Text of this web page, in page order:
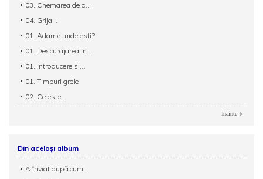
03. Chemarea de a...
04. Grija...
01. Adame unde esti?
01. Descurajarea in...
01. Introducere si...
01. Timpuri grele
02. Ce este...
Inainte
Din același album
A înviat după cum...